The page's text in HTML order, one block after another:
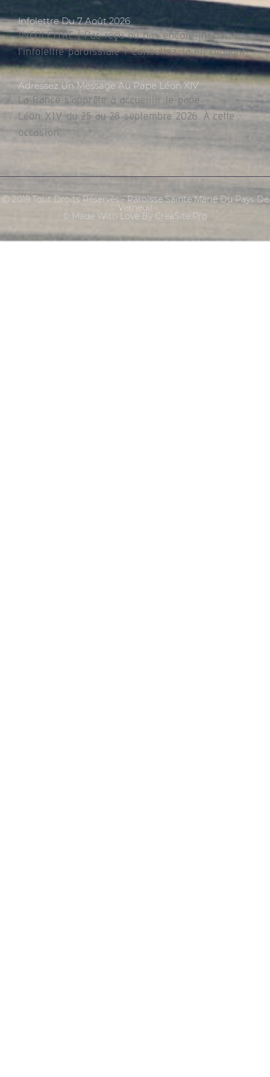
Infolettre Du 7 Août 2026
INFOLETTRE | Pas reçu ou pas encore inscrit à
l’infolettre paroissiale ? Consultez-la en cliquant
Adressez Un Message Au Pape Léon XIV
La France s’apprête à accueillir le pape
Léon XIV du 25 au 28 septembre 2026. À cette
occasion,
Ⓒ 2019 Tout Droits Réservés - Paroisse Sainte Marie Du Pays De
Verneuil
© Made With Love By CreaSite.Pro